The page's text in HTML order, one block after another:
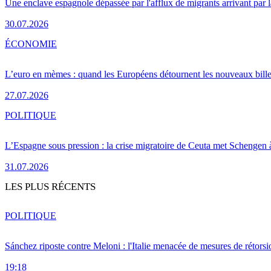
Une enclave espagnole dépassée par l'afflux de migrants arrivant par
30.07.2026
L’euro en mèmes : quand les Européens détournent les nouveaux
27.07.2026
ÉCONOMIE
L’Espagne sous pression : la crise migratoire de Ceuta met Schengen
31.07.2026
POLITIQUE
LES PLUS RÉCENTS
Sánchez riposte contre Meloni : l'Italie menacée de mesures de
19:18
POLITIQUE